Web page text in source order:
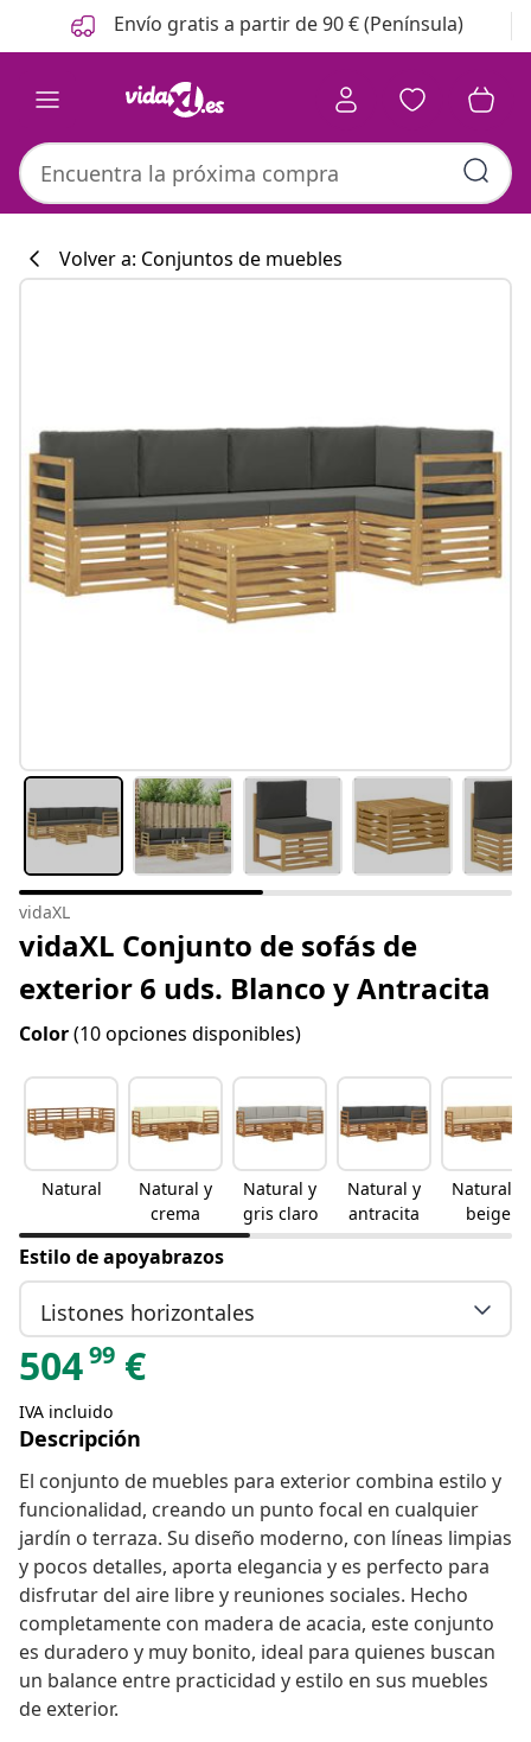
Anterior
Siguiente Envío gratis a partir de 90 € (Península)
Volver a: Conjuntos de muebles
vidaXL
vidaXL Conjunto de sofás de
exterior 6 uds. Blanco y Antracita
Color(10 opciones disponibles)
Natural
Natural y
crema
Natural y
gris claro
Natural y
antracita
Natural y
beige
Estilo de apoyabrazos
Listones horizontales
50499 €
IVA incluido
Descripción
El conjunto de muebles para exterior combina estilo y
funcionalidad, creando un punto focal en cualquier
jardín o terraza. Su diseño moderno, con líneas limpias
y pocos detalles, aporta elegancia y es perfecto para
disfrutar del aire libre y reuniones sociales. Hecho
completamente con madera de acacia, este conjunto
es duradero y muy bonito, ideal para quienes buscan
un balance entre practicidad y estilo en sus muebles
de exterior.